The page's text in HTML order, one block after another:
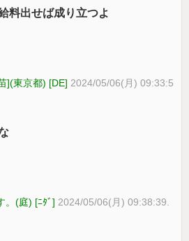
料出せば成り立つよ
](東京都) [DE] 2024/05/06(月) 09:33:5
。(庭) [ﾆﾀﾞ] 2024/05/06(月) 09:38:39.